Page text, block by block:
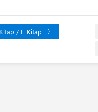
Kitap / E-Kitap